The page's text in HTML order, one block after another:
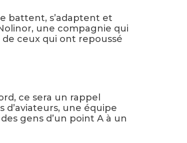
battent, s’adaptent et
une compagnie qui
ceux qui ont repoussé
ce sera un rappel
une équipe
gens d’un point A à un